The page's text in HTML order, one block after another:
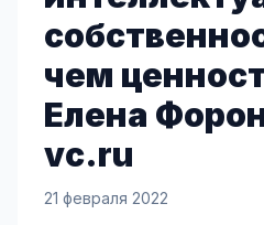
чем
Елена
vc.ru
21 февраля 2022